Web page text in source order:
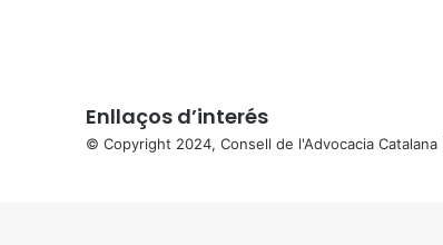
Enllaços d’interés
© Copyright 2024, Consell de l'Advocacia Catalana |